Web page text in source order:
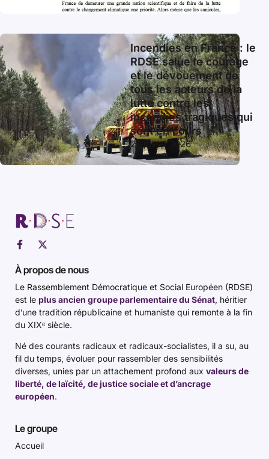
Incendies en France : le
RDSE salue le courage
et le dévouement de
tous les acteurs de la
lutte contre les
incendies tragiques qui
sont en cours
26 juillet 2026
À propos de nous
Le Rassemblement Démocratique et Social Européen (RDSE)
est le plus ancien groupe parlementaire du Sénat, héritier
d’une tradition républicaine et humaniste qui remonte à la fin
du XIXᵉ siècle.
Né des courants radicaux et radicaux-socialistes, il a su, au
fil du temps, évoluer pour rassembler des sensibilités
diverses, unies par un attachement profond aux valeurs de
liberté, de laïcité, de justice sociale et d’ancrage
européen.
Le groupe
Accueil